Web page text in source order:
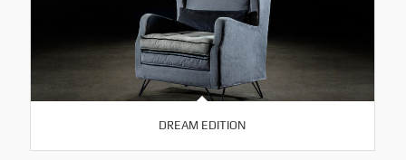
DREAM EDITION